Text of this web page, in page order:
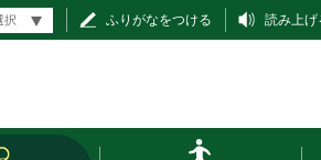
ふりがなをつける 読み上げ